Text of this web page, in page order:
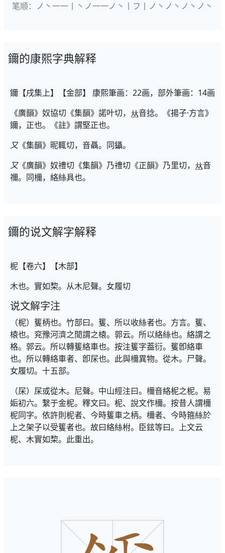
笔顺：ノ丶一一丨丶ノ一一ノ丶丨フ丨ノ丶ノ丶ノ丶ノ丶
鑈的康熙字典解释
鑈【戌集上】【金部】 康熙筆画：22画，部外筆画：14画
《廣韻》奴協切《集韻》諾叶切，
音捻。《揚子·方言》
鑈，正也。《註》謂堅正也。
又《集韻》昵輒切，音聶。同鑷。
又《廣韻》奴禮切《集韻》乃禮切《正韻》乃里切，
音
禰。同檷，絡絲具也。
鑈的说文解字解释
柅【卷六】【木部】
木也。實如棃。从木尼聲。女履切
说文解字注
（柅）篗柄也。竹部曰。篗、所以收絲者也。方言。篗、
榬也。兖豫河濟之閒謂之榬。郭云。所以絡絲也。絡謂之
格。郭云。所以轉篗絡車也。按注篗字葢衍。篗卽絡車
也。所以轉絡車者、卽杘也。此與檷異物。從木。尸聲。
女履切。十五部。
（杘）杘或從木。尼聲。中山經注曰。檷音絡柅之柅。易
姤初六。繫于金柅。釋文曰。柅、說文作檷。按昔人謂檷
柅同字。依許則柅者、今時篗車之柄。檷者、今時箍絲於
上之架子以受篗者也。故曰絡絲柎。臣鉉等曰。上文云
柅、木實如棃。此重出。